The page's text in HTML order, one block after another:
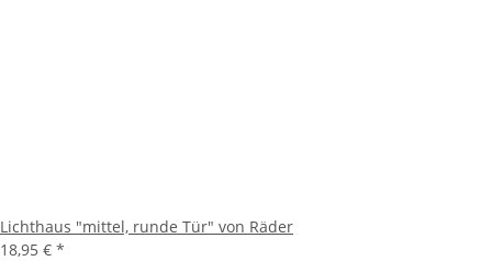
Lichthaus "mittel, runde Tür" von Räder
18,95 € *